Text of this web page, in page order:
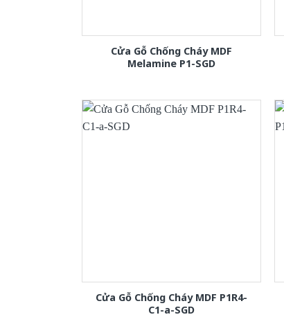
Cửa Gỗ Chống Cháy MDF
Melamine P1-SGD
Cửa Gỗ Chống Cháy MDF P1R4-
C1-a-SGD